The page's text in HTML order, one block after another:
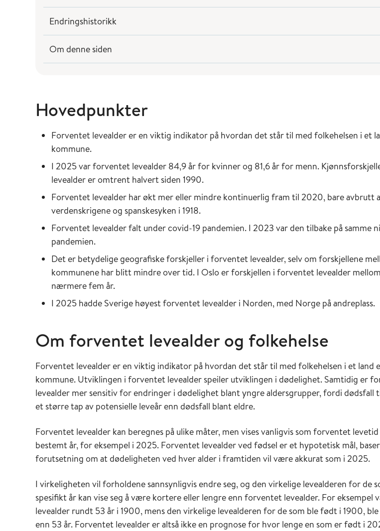
Endringshistorikk
Om denne siden
Hovedpunkter
Forventet levealder er en viktig indikator på hvordan det står til med folkehelsen i et
kommune.
I 2025 var forventet levealder 84,9 år for kvinner og 81,6 år for menn.
levealder er omtrent halvert siden 1990.
Forventet levealder har økt mer eller mindre kontinuerlig fram til 2020, bare avbrutt
verdenskrigene og spanskesyken i 1918.
Forventet levealder falt under covid-19 pandemien. I 2023 var den tilbake på samme
pandemien.
Det er betydelige geografiske forskjeller i forventet levealder, selv om forskjellene
kommunene har blitt mindre over tid. I Oslo er forskjellen i forventet levealder
nærmere fem år.
I 2025 hadde Sverige høyest forventet levealder i Norden, med Norge på andreplass.
Om forventet levealder og folkehelse
Forventet levealder er en viktig indikator på hvordan det står til med folkehelsen i et land
kommune. Utviklingen i forventet levealder speiler utviklingen i dødelighet. Samtidig er
levealder mer sensitiv for endringer i dødelighet blant yngre aldersgrupper, fordi dødsfall
et større tap av potensielle leveår enn dødsfall blant eldre.
Forventet levealder kan beregnes på ulike måter, men vises vanligvis som forventet
bestemt år, for eksempel i 2025. Forventet levealder ved fødsel er et hypotetisk mål,
forutsetning om at dødeligheten ved hver alder i framtiden vil være akkurat som i 2025.
I virkeligheten vil forholdene sannsynligvis endre seg, og den virkelige levealderen for de
spesifikt år kan vise seg å være kortere eller lengre enn forventet levealder. For eksempel
levealder rundt 53 år i 1900, mens den virkelige levealderen for de som ble født i 1900,
enn 53 år. Forventet levealder er altså ikke en prognose for hvor lenge en som er født i